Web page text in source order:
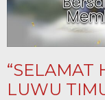
“SELAMAT
LUWU